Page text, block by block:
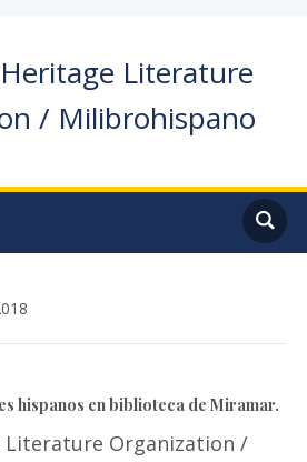
hispanos en biblioteca de Miramar.
Literature Organization /